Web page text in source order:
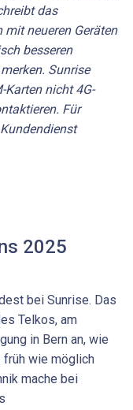
das
mit neueren Geräten
besseren
Sunrise
Karten nicht 4G-
Für
2025
bei Sunrise. Das
Telkos, am
in Bern an, wie
wie möglich
mache bei